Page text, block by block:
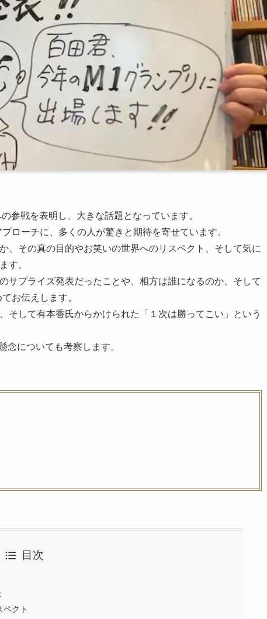
参戦を表明し、大きな話題となっています。
ローチに、多くの人が驚きと期待を寄せています。
、その真の目的やお笑いの世界へのリスペクト、そして気に
す。
サプライズ発表だったことや、相方は誰になるのか、そして
お伝えします。
そして有本香氏からかけられた「１次は勝ってこい」という
念についても考察します。
目次
ペクト